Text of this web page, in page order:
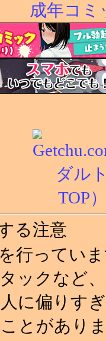
る注意
行ってい
ックなど
に偏りす
とがあり